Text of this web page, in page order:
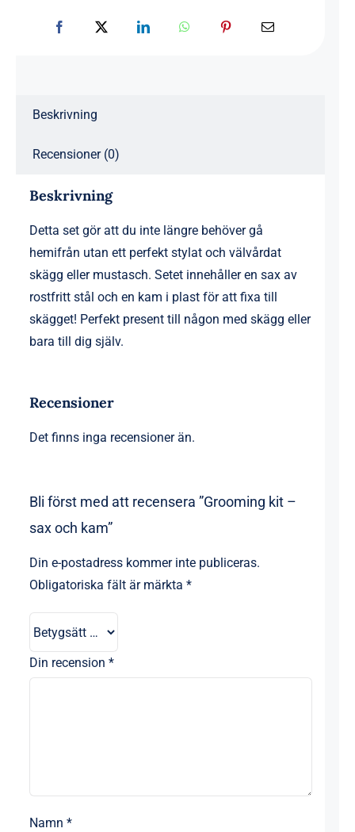
Beskrivning
Recensioner (0)
Beskrivning
Detta set gör att du inte längre behöver gå
hemifrån utan ett perfekt stylat och välvårdat
skägg eller mustasch. Setet innehåller en sax av
rostfritt stål och en kam i plast för att fixa till
skägget! Perfekt present till någon med skägg eller
bara till dig själv.
Recensioner
Det finns inga recensioner än.
Bli först med att recensera ”Grooming kit –
sax och kam”
Din e-postadress kommer inte publiceras.
Obligatoriska fält är märkta *
Din recension *
Namn *